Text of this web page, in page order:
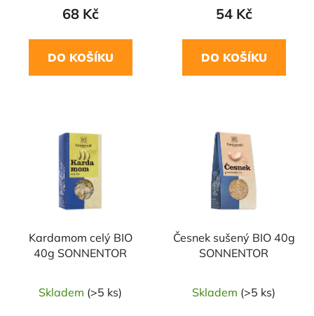
68 Kč
DO KOŠÍKU
54 Kč
DO KOŠÍKU
Kardamom celý BIO
40g SONNENTOR
Skladem (>5 ks)
Česnek sušený BIO 40g
SONNENTOR
Skladem (>5 ks)